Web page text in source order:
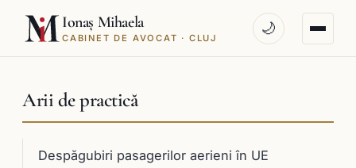
Ionaș Mihaela
CABINET DE AVOCAT · CLUJ
🌙
Arii de practică
Despăgubiri pasagerilor aerieni în UE